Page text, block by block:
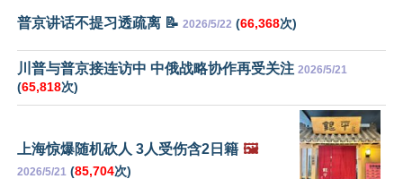
普京讲话不提习透疏离 📝 2026/5/22 (66,368次)
川普与普京接连访中 中俄战略协作再受关注 2026/5/21
(65,818次)
上海惊爆随机砍人 3人受伤含2日籍 🖼️
2026/5/21 (85,704次)